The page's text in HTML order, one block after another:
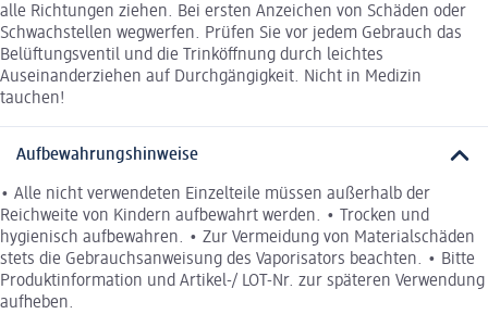
alle Richtungen ziehen. Bei ersten Anzeichen von Schäden oder
Schwachstellen wegwerfen. Prüfen Sie vor jedem Gebrauch das
Belüftungsventil und die Trinköffnung durch leichtes
Auseinanderziehen auf Durchgängigkeit. Nicht in Medizin
tauchen!
Aufbewahrungshinweise
• Alle nicht verwendeten Einzelteile müssen außerhalb der
Reichweite von Kindern aufbewahrt werden. • Trocken und
hygienisch aufbewahren. • Zur Vermeidung von Materialschäden
stets die Gebrauchsanweisung des Vaporisators beachten. • Bitte
Produktinformation und Artikel-/ LOT-Nr. zur späteren Verwendung
aufheben.